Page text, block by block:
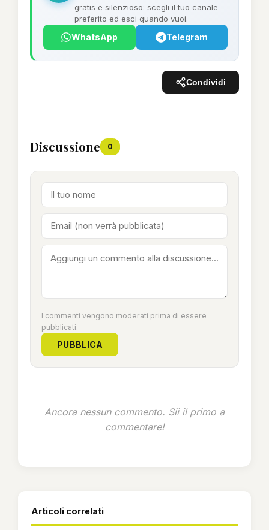
gratis e silenzioso: scegli il tuo canale
preferito ed esci quando vuoi.
WhatsApp Telegram
Condividi
Discussione 0
I commenti vengono moderati prima di essere
pubblicati.
PUBBLICA
Ancora nessun commento. Sii il primo a
commentare!
Articoli correlati